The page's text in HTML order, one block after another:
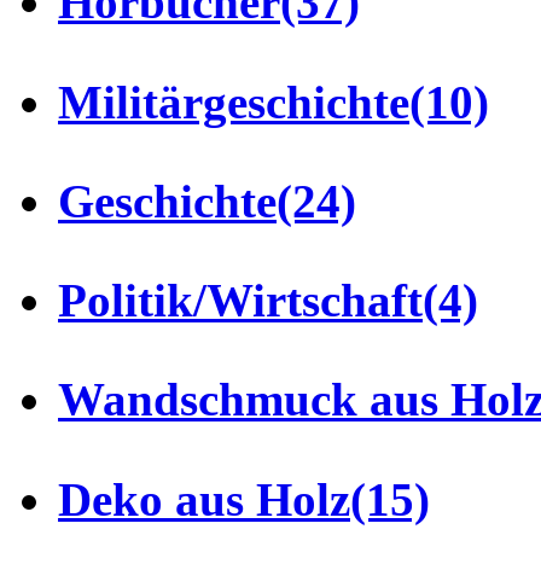
Militärgeschichte(10)
Geschichte(24)
Politik/Wirtschaft(4)
Wandschmuck aus
Deko aus Holz(15)